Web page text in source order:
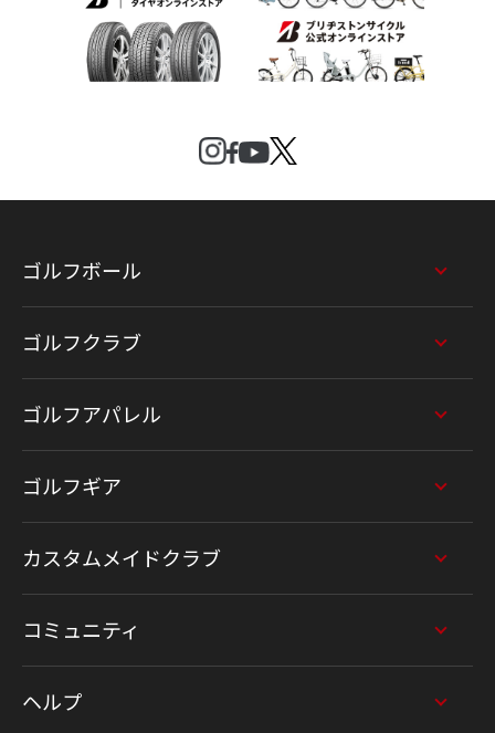
ゴルフボール
ゴルフクラブ
ゴルフアパレル
ゴルフギア
カスタムメイドクラブ
コミュニティ
ヘルプ